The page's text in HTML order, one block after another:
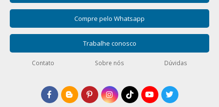
Compre pelo Whatsapp
Trabalhe conosco
Contato Sobre nós Dúvidas